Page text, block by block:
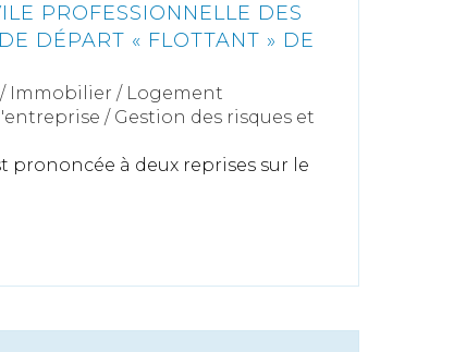
PROFESSIONNELLE DES
DÉPART « FLOTTANT » DE
/ Immobilier / Logement
/ Gestion des risques et
prononcée à deux reprises sur le